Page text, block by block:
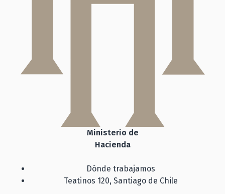
Ministerio de
Hacienda
Dónde trabajamos
Teatinos 120, Santiago de Chile